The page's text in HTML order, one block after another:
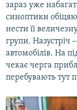
зараз уже
синоптики
нести її
групи. Назустріч
автомобілів. На
чекає черга
перебувають тут